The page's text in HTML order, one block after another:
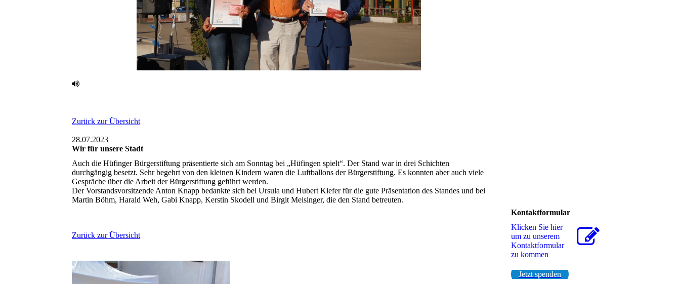
Zurück zur Übersicht
28.07.2023
Wir für unsere Stadt ‎
Auch die Hüfinger Bürgerstiftung präsentierte sich am Sonntag bei „Hüfingen spielt“. Der Stand war ‎in drei Schichten
durchgängig besetzt. Sehr begehrt von den kleinen Kindern waren die Luftballons ‎der Bürgerstiftung. Es konnten aber auch viele
Gespräche über die Arbeit der Bürgerstiftung ‎geführt werden.
Der Vorstandsvorsitzende Anton Knapp bedankte sich bei Ursula und Hubert Kiefer für die gute ‎Präsentation des Standes und bei
Martin Böhm, Harald Weh, Gabi Knapp, Kerstin Skodell und Birgit ‎Meisinger, die den Stand betreuten.
Zurück zur Übersicht
Kontaktformular
Klicken Sie hier
um zu unserem
Kon­takt­for­mu­lar
zu kommen
Jetzt spenden